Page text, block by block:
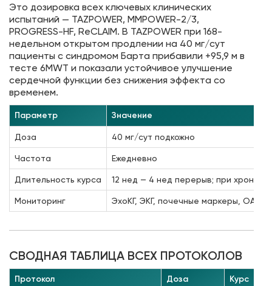
Это дозировка всех ключевых клинических
испытаний — TAZPOWER, MMPOWER-2/3,
PROGRESS-HF, ReCLAIM. В TAZPOWER при 168-
недельном открытом продлении на 40 мг/сут
пациенты с синдромом Барта прибавили +95,9 м в
тесте 6MWT и показали устойчивое улучшение
сердечной функции без снижения эффекта со
временем.
Параметр Значение
Доза 40 мг/сут подкожно
Частота Ежедневно
Длительность курса 12 нед — 4 нед перерыв; при
Мониторинг ЭхоКГ, ЭКГ, почечные маркеры, ОАК,
СВОДНАЯ ТАБЛИЦА ВСЕХ ПРОТОКОЛОВ
Протокол Доза Курс